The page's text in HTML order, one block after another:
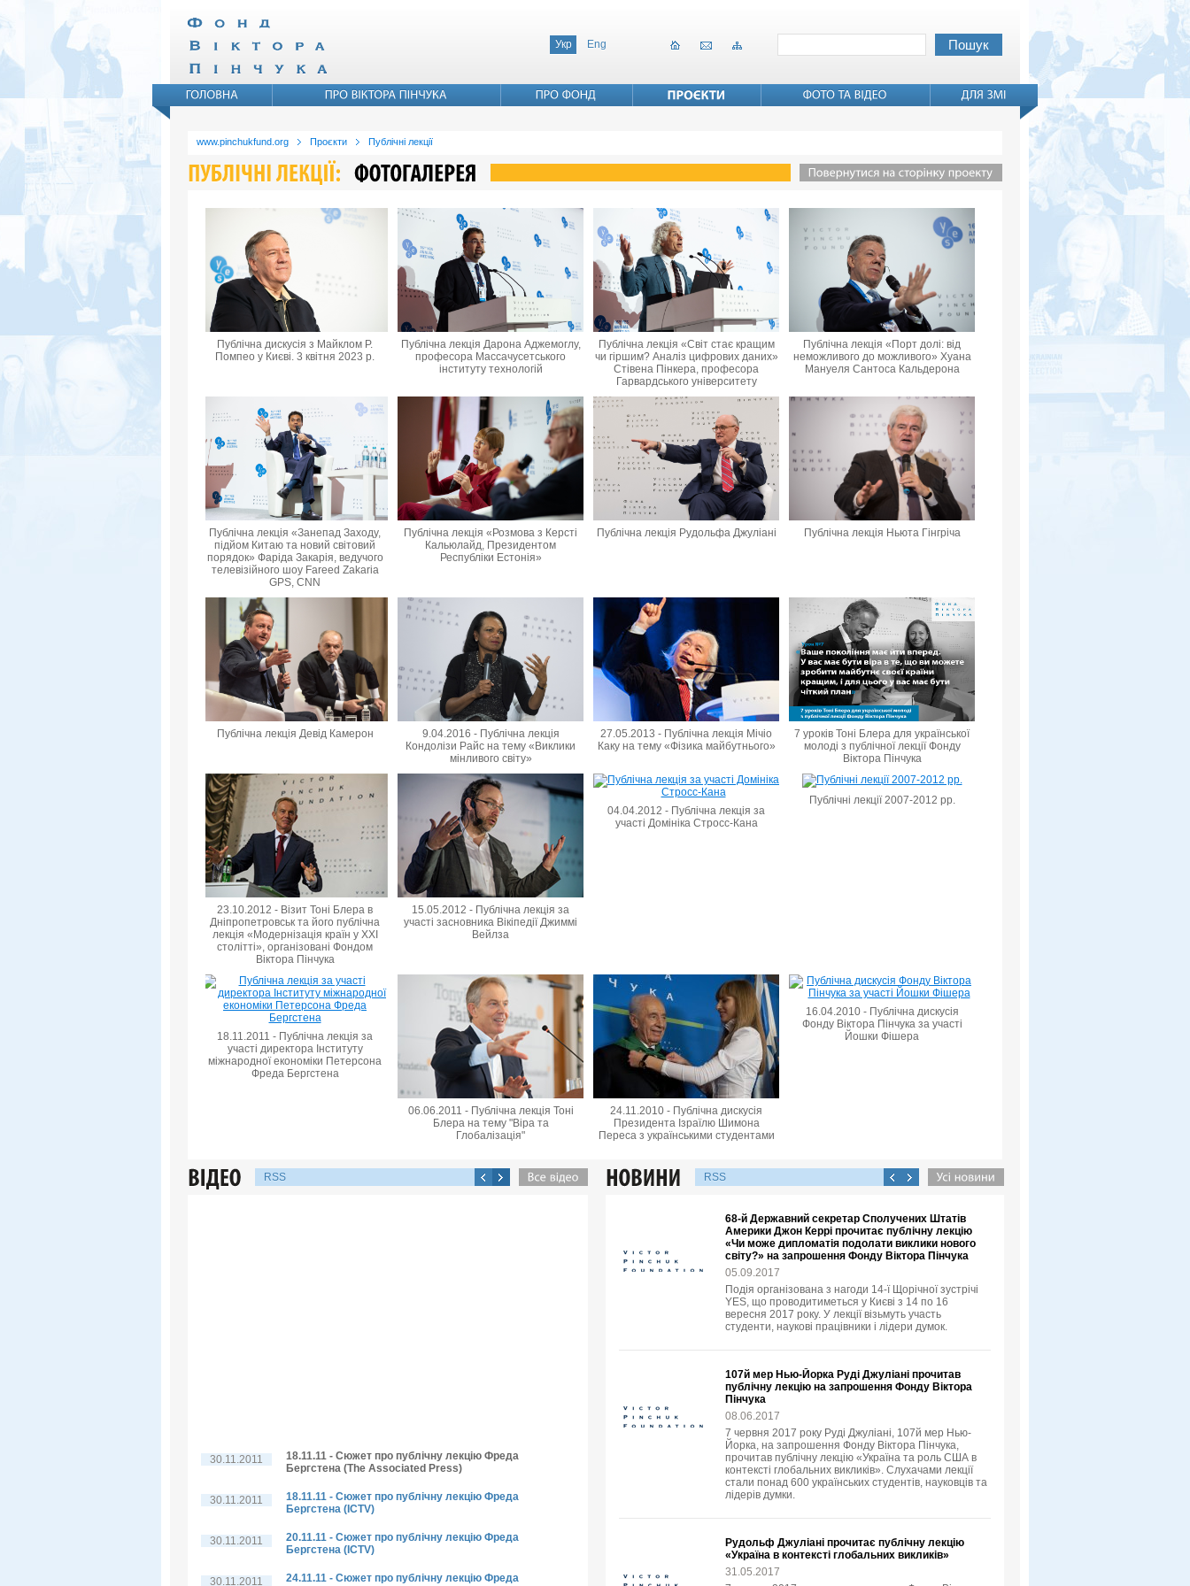
Укр Eng
www.pinchukfund.org Проєкти Публічні лекції
Публічна дискусія з Майклом Р.
Помпео у Києві. 3 квітня 2023 р.
Публічна лекція Дарона Аджемоглу,
професора Массачусетського
інституту технологій
Публічна лекція «Світ стає кращим
чи гіршим? Аналіз цифрових даних»
Стівена Пінкера, професора
Гарвардського університету
Публічна лекція «Порт долі: від
неможливого до можливого» Хуана
Мануеля Сантоса Кальдерона
Публічна лекція «Занепад Заходу,
підйом Китаю та новий світовий
порядок» Фаріда Закарія, ведучого
телевізійного шоу Fareed Zakaria
GPS, CNN
Публічна лекція «Розмова з Керсті
Кальюлайд, Президентом
Республіки Естонія»
Публічна лекція Рудольфа Джуліані Публічна лекція Ньюта Гінгріча
Публічна лекція Девід Камерон
9.04.2016 - Публічна лекція
Кондолізи Райс на тему «Виклики
мінливого світу»
27.05.2013 - Публічна лекція Мічіо
Каку на тему «Фізика майбутнього»
7 уроків Тоні Блера для української
молоді з публічної лекції Фонду
Віктора Пінчука
23.10.2012 - Візит Тоні Блера в
Дніпропетровськ та його публічна
лекція «Модернізація країн у XXI
столітті», організовані Фондом
Віктора Пінчука
15.05.2012 - Публічна лекція за
участі засновника Вікіпедії Джиммі
Вейлза
04.04.2012 - Публічна лекція за
участі Домініка Стросс-Кана
Публічні лекції 2007-2012 рр.
18.11.2011 - Публічна лекція за
участі директора Інституту
міжнародної економіки Петерсона
Фреда Бергстена
06.06.2011 - Публічна лекція Тоні
Блера на тему "Віра та
Глобалізація"
24.11.2010 - Публічна дискусія
Президента Ізраїлю Шимона
Переса з українськими студентами
16.04.2010 - Публічна дискусія
Фонду Віктора Пінчука за участі
Йошки Фішера
RSS
30.11.2011
18.11.11 - Сюжет про публічну лекцію Фреда
Бергстена (The Associated Press)
30.11.2011
18.11.11 - Сюжет про публічну лекцію Фреда
Бергстена (ICTV)
30.11.2011
20.11.11 - Сюжет про публічну лекцію Фреда
Бергстена (ICTV)
30.11.2011
24.11.11 - Сюжет про публічну лекцію Фреда
RSS
68-й Державний секретар Сполучених Штатів
Америки Джон Керрі прочитає публічну лекцію
«Чи може дипломатія подолати виклики нового
світу?» на запрошення Фонду Віктора Пінчука
05.09.2017
Подія організована з нагоди 14-ї Щорічної зустрічі
YES, що проводитиметься у Києві з 14 по 16
вересня 2017 року. У лекції візьмуть участь
студенти, наукові працівники і лідери думок.
107й мер Нью-Йорка Руді Джуліані прочитав
публічну лекцію на запрошення Фонду Віктора
Пінчука
08.06.2017
7 червня 2017 року Руді Джуліані, 107й мер Нью-
Йорка, на запрошення Фонду Віктора Пінчука,
прочитав публічну лекцію «Україна та роль США в
контексті глобальних викликів». Слухачами лекції
стали понад 600 українських студентів, науковців та
лідерів думки.
Рудольф Джуліані прочитає публічну лекцію
«Україна в контексті глобальних викликів»
31.05.2017